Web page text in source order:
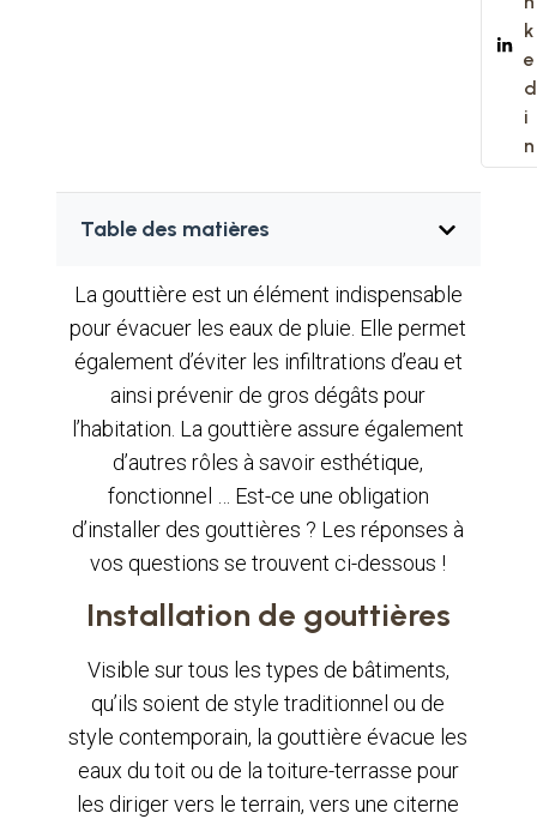
k
e
d
i
n
Table des matières
La gouttière est un élément indispensable
pour évacuer les eaux de pluie. Elle permet
également d’éviter les infiltrations d’eau et
ainsi prévenir de gros dégâts pour
l’habitation. La gouttière assure également
d’autres rôles à savoir esthétique,
fonctionnel … Est-ce une obligation
d’installer des gouttières ? Les réponses à
vos questions se trouvent ci-dessous !
Installation de gouttières
Visible sur tous les types de bâtiments,
qu’ils soient de style traditionnel ou de
style contemporain, la gouttière évacue les
eaux du toit ou de la toiture-terrasse pour
les diriger vers le terrain, vers une citerne